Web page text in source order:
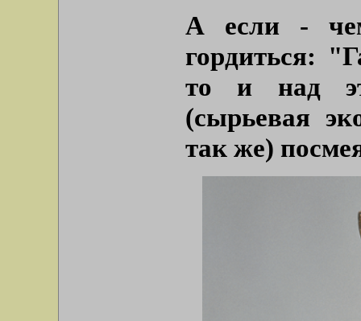
А если -
гордиться:
то и над
(сырьевая
так же)